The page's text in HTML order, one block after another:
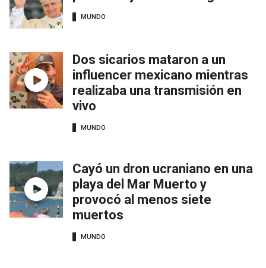
MUNDO
Dos sicarios mataron a un
influencer mexicano mientras
realizaba una transmisión en
vivo
MUNDO
Cayó un dron ucraniano en una
playa del Mar Muerto y
provocó al menos siete
muertos
MUNDO